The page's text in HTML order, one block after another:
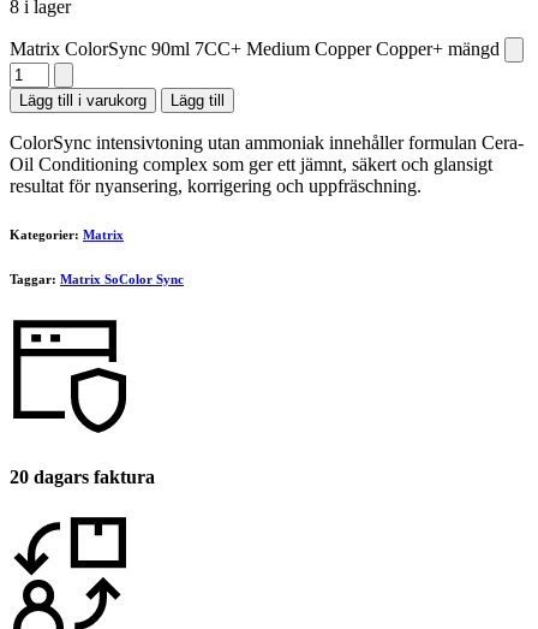
8 i lager
Matrix ColorSync 90ml 7CC+ Medium Copper Copper+ mängd
Lägg till i varukorg Lägg till
ColorSync intensivtoning utan ammoniak innehåller formulan Cera-
Oil Conditioning complex som ger ett jämnt, säkert och glansigt
resultat för nyansering, korrigering och uppfräschning.
Kategorier: Matrix
Taggar: Matrix SoColor Sync
20 dagars faktura